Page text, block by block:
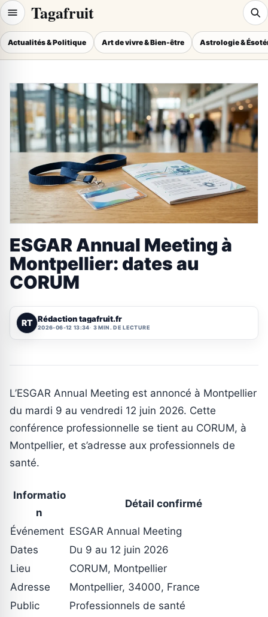
Tagafruit
Actualités & Politique Art de vivre & Bien-être Astrologie &
ESGAR Annual Meeting à
Montpellier: dates au
CORUM
RT Rédaction tagafruit.fr
2026-06-12 13:34 3 MIN. DE LECTURE
L’ESGAR Annual Meeting est annoncé à Montpellier
du mardi 9 au vendredi 12 juin 2026. Cette
conférence professionnelle se tient au CORUM, à
Montpellier, et s’adresse aux professionnels de
santé.
Informatio
n
Détail confirmé
Événement ESGAR Annual Meeting
Dates
Du 9 au 12 juin 2026
Lieu
CORUM, Montpellier
Adresse
Montpellier, 34000, France
Public
Professionnels de santé